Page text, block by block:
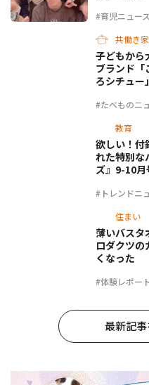
#育児ニュース
共働き
#たべものニ
子どもから
ブランド「
ろシチュー
教育
#トレンドニ
欲しい！付
れた特別な
ズ』9-10
住まい
#体験レポー
薄いバスタ
ロダクツ
くなった
最新記